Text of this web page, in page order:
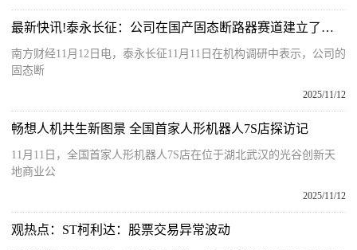
最新快讯!泰永长征：公司在国产固态断路器赛道建立了明显的先发优势
南方财经11月12日电，泰永长征11月11日在机构调研中表示，公司的
固态断
2025/11/12
畅想人机共生新图景 全国首家人形机器人7S店探访记
11月11日，全国首家人形机器人7S店在位于湖北武汉的光谷创新天
地商业公
2025/11/12
观热点：ST柯利达：股票交易异常波动